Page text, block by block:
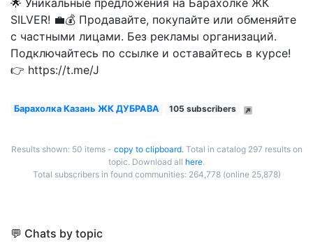
🌟 Уникальные предложения на Барахолке ЖК
SILVER! 💼💰 Продавайте, покупайте или обменяйте
с частными лицами. Без рекламы организаций.
Подключайтесь по ссылке и оставайтесь в курсе!
👉 https://t.me/J
Барахолка Казань ЖК ДУБРАВА 105 subscribers
Results shown: 50 items - copy to clipboard.Total in catalog 297 results on
topic. Download all here.
Total subscribers in found communities: 264,778 (online 25,878)
💬 Chats by topic